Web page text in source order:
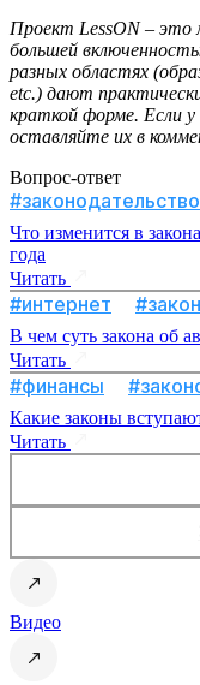
Проект LessON – это
большей
разных областях
etc.) дают
краткой форме. Если у
оставляйте их в
Вопрос-ответ
#законодательство
Что изменится в
года
Читать
#интернет
В чем суть закона об
Читать
#финансы
Какие законы
Читать
Видео